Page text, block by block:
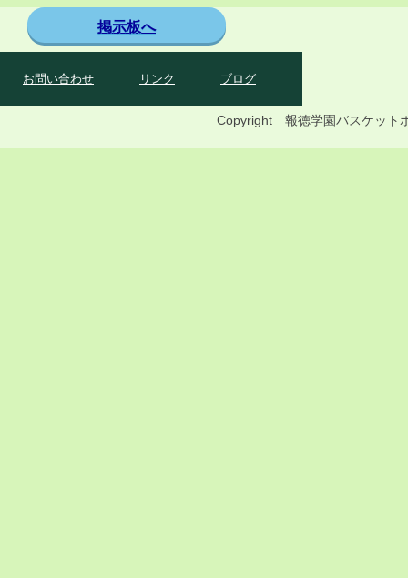
掲示板へ
お問い合わせ リンク ブログ
Copyright 報徳学園バスケッ